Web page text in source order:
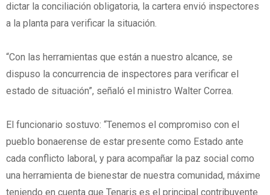
dictar la conciliación obligatoria, la cartera envió inspectores
a la planta para verificar la situación.
“Con las herramientas que están a nuestro alcance, se
dispuso la concurrencia de inspectores para verificar el
estado de situación”, señaló el ministro Walter Correa.
El funcionario sostuvo: “Tenemos el compromiso con el
pueblo bonaerense de estar presente como Estado ante
cada conflicto laboral, y para acompañar la paz social como
una herramienta de bienestar de nuestra comunidad, máxime
teniendo en cuenta que Tenaris es el principal contribuyente